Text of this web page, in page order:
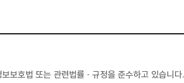
호법 또는 관련법률ㆍ규정을 준수하고 있습니